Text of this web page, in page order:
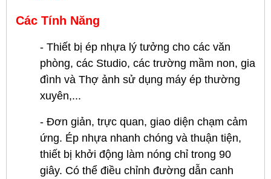
Các Tính Năng
- Thiết bị ép nhựa lý tưởng cho các văn
phòng, các Studio, các trường mầm non, gia
đình và Thợ ảnh sử dụng máy ép thường
xuyên,...
- Đơn giản, trực quan, giao diện chạm cảm
ứng. Ép nhựa nhanh chóng và thuận tiện,
thiết bị khởi động làm nóng chỉ trong 90
giây. Có thể điều chỉnh đường dẫn canh